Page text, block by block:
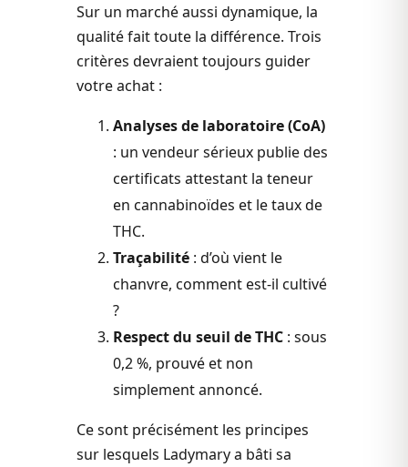
Sur un marché aussi dynamique, la
qualité fait toute la différence. Trois
critères devraient toujours guider
votre achat :
Analyses de laboratoire (CoA)
: un vendeur sérieux publie des
certificats attestant la teneur
en cannabinoïdes et le taux de
THC.
Traçabilité : d’où vient le
chanvre, comment est-il cultivé
?
Respect du seuil de THC : sous
0,2 %, prouvé et non
simplement annoncé.
Ce sont précisément les principes
sur lesquels Ladymary a bâti sa